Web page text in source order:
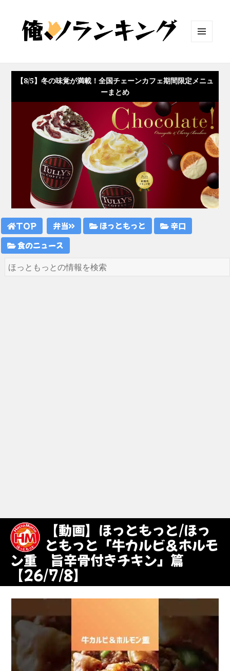
ット
【8/5】冬の味覚が満載！全国チェーンカフェ期間限定メニュ
ーまとめ
TOP 弁当 ほっともっと
辛口
食のニュース
【動画】ほっともっと/ほっ
ともっと「牛カルビ＆ホルモ
ン重 旨辛骨付きチキン」篇
【26/7/8】